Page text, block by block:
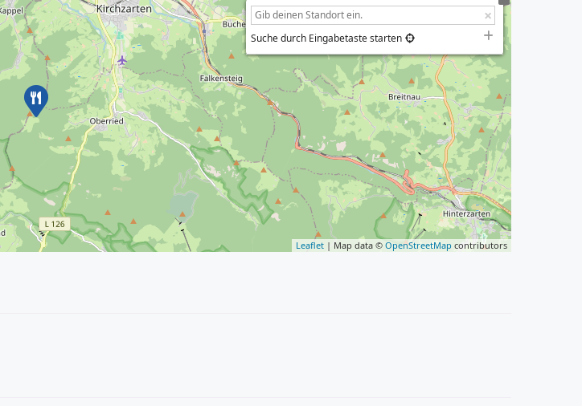
Suche durch Eingabetaste starten
Leaflet | Map data © OpenStreetMap contributors